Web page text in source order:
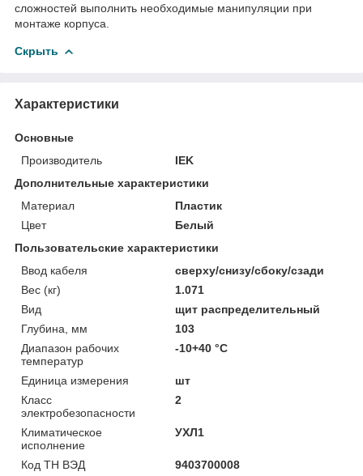
сложностей выполнить необходимые манипуляции при
монтаже корпуса.
Скрыть
Характеристики
Основные
Производитель
IEK
Дополнительные характеристики
Материал
Пластик
Цвет
Белый
Пользовательские характеристики
Ввод кабеля
сверху/снизу/сбоку/сзади
Вес (кг)
1.071
Вид
щит распределительный
Глубина, мм
103
Диапазон рабочих
температур
-10+40 °C
Единица измерения
шт
Класс
электробезопасности
2
Климатическое
исполнение
УХЛ1
Код ТН ВЭД
9403700008